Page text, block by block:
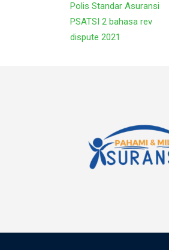
Polis Standar Asuransi
PSATSI 2 bahasa rev
dispute 2021